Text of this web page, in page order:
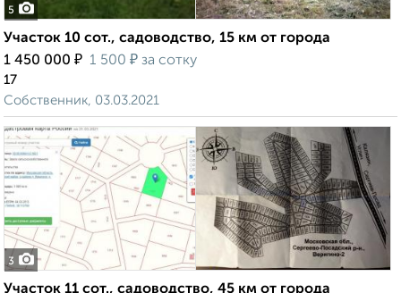
5
Участок 10 сот., садоводство, 15 км от города
1 450 000 ₽ 1 500 ₽ за сотку
17
Собственник, 03.03.2021
3
Участок 11 сот., садоводство, 45 км от города